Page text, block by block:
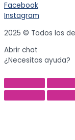
Facebook
Instagram
2025 © Todos los
Abrir chat
¿Necesitas ayuda?